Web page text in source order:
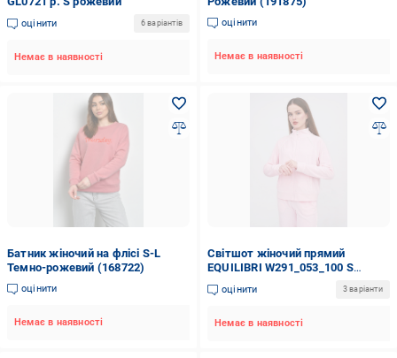
оцінити 6 варіантів
Немає в наявності
оцінити
Немає в наявності
Батник жіночий на флісі S-L
Темно-рожевий (168722)
оцінити
Немає в наявності
Світшот жіночий прямий
EQUILIBRI W291_053_100 S
Рожевий
оцінити 3 варіанти
Немає в наявності